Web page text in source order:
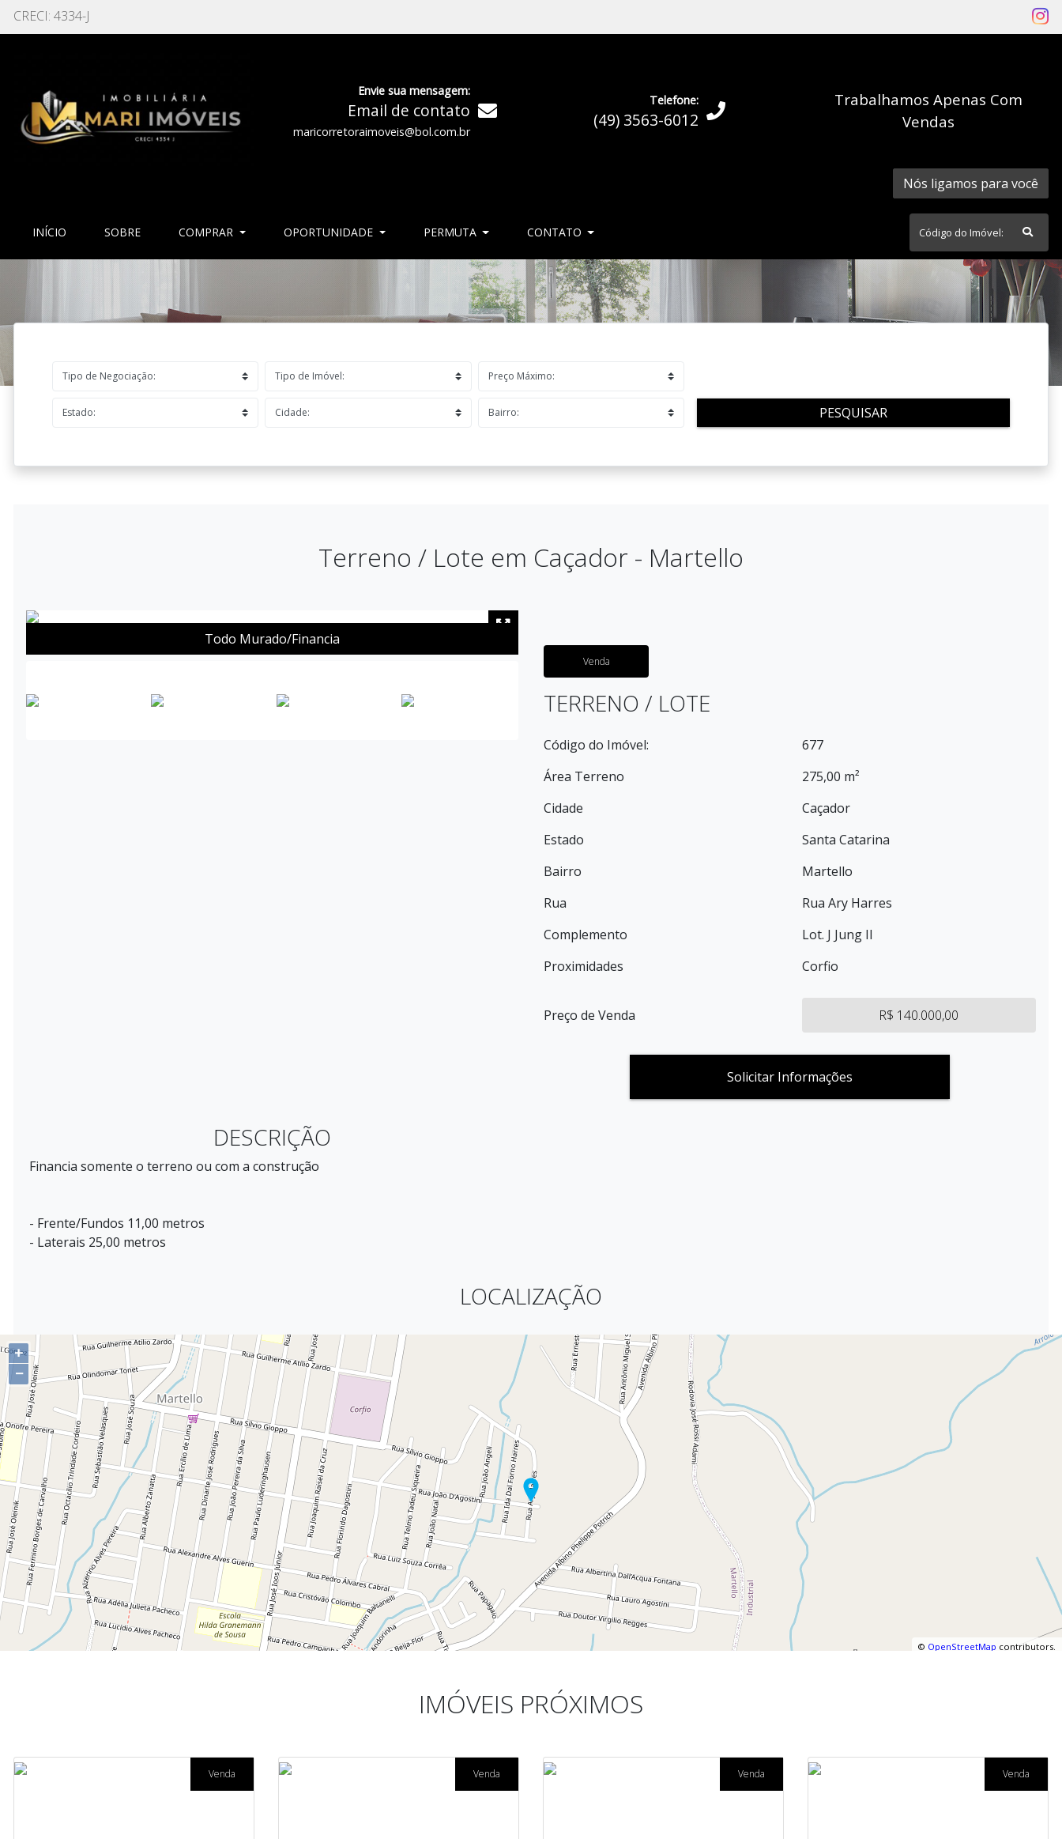
CRECI: 4334-J
Envie sua mensagem:
Email de contato
maricorretoraimoveis@bol.com.br
Telefone:
(49) 3563-6012
Trabalhamos Apenas Com
Vendas
Nós ligamos para você
INÍCIO (CURRENT)SOBRE(CURRENT)COMPRAR OPORTUNIDADE PERMUTA CONTATO
PESQUISAR
Terreno / Lote em Caçador - Martello
Todo Murado/Financia
Venda
TERRENO / LOTE
Código do Imóvel:
677
Área Terreno
275,00 m²
Cidade
Caçador
Estado
Santa Catarina
Bairro
Martello
Rua
Rua Ary Harres
Complemento
Lot. J Jung II
Proximidades
Corfio
Preço de Venda R$ 140.000,00
Solicitar Informações
DESCRIÇÃO
Financia somente o terreno ou com a construção
- Frente/Fundos 11,00 metros
- Laterais 25,00 metros
LOCALIZAÇÃO
+
−
© OpenStreetMap contributors.
IMÓVEIS PRÓXIMOS
Venda Venda Venda Venda